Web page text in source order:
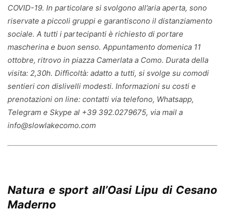
COVID-19. In particolare si svolgono all’aria aperta, sono
riservate a piccoli gruppi e garantiscono il distanziamento
sociale. A tutti i partecipanti è richiesto di portare
mascherina e buon senso. Appuntamento domenica 11
ottobre, ritrovo in piazza Camerlata a Como. Durata della
visita: 2,30h. Difficoltà: adatto a tutti, si svolge su comodi
sentieri con dislivelli modesti. Informazioni su costi e
prenotazioni on line: contatti via telefono, Whatsapp,
Telegram e Skype al +39 392.0279675, via mail a
info@slowlakecomo.com
Natura e sport all’Oasi Lipu di Cesano
Maderno